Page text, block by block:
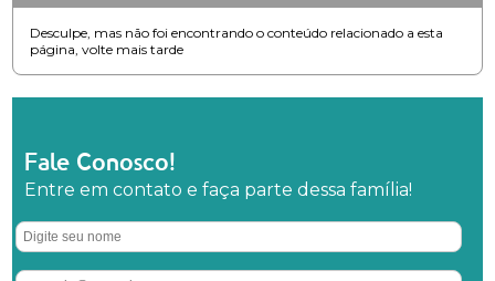
Desculpe, mas não foi encontrando o conteúdo relacionado a esta
página, volte mais tarde
Fale Conosco!
Entre em contato e faça parte dessa família!